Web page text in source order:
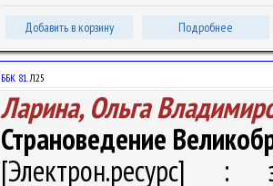
Добавить в корзину Подробнее
ББК 81.Л25
Ларина, Ольга
Страноведение
[Электрон.ресурс] :